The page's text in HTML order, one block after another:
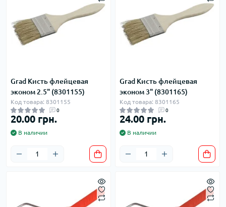
Grad Кисть флейцевая
эконом 2.5" (8301155)
Код товара: 8301155
0
20.00 грн.
В наличии
Grad Кисть флейцевая
эконом 3" (8301165)
Код товара: 8301165
0
24.00 грн.
В наличии